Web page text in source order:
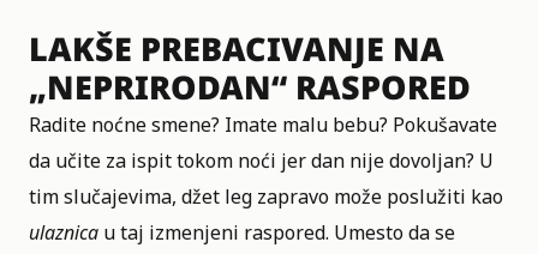
LAKŠE PREBACIVANJE NA
„NEPRIRODAN“ RASPORED
Radite noćne smene? Imate malu bebu? Pokušavate
da učite za ispit tokom noći jer dan nije dovoljan? U
tim slučajevima, džet leg zapravo može poslužiti kao
ulaznica u taj izmenjeni raspored. Umesto da se